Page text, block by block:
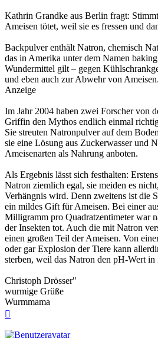
Kathrin Grandke aus Berlin fragt:
Ameisen tötet, weil sie es fressen und
Backpulver enthält Natron, chemisch
das in Amerika unter dem Namen
Wundermittel gilt – gegen
und eben auch zur Abwehr von Ameisen.
Anzeige
Im Jahr 2004 haben zwei Forscher von
Griffin den Mythos endlich einmal
Sie streuten Natronpulver auf dem
sie eine Lösung aus Zuckerwasser und
Ameisenarten als Nahrung anboten.
Als Ergebnis lässt sich festhalten:
Natron ziemlich egal, sie meiden es
Verhängnis wird. Denn zweitens ist die
ein mildes Gift für Ameisen. Bei einer
Milligramm pro Quadratzentimeter war
der Insekten tot. Auch die mit Natron
einen großen Teil der Ameisen. Von
oder gar Explosion der Tiere kann
sterben, weil das Natron den pH-Wert
Christoph Drösser"
wurmige Grüße
Wurmmama